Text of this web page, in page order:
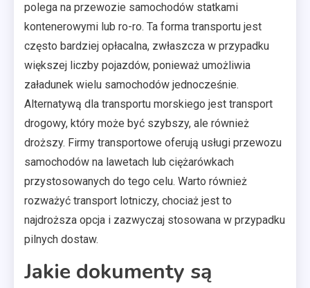
polega na przewozie samochodów statkami
kontenerowymi lub ro-ro. Ta forma transportu jest
często bardziej opłacalna, zwłaszcza w przypadku
większej liczby pojazdów, ponieważ umożliwia
załadunek wielu samochodów jednocześnie.
Alternatywą dla transportu morskiego jest transport
drogowy, który może być szybszy, ale również
droższy. Firmy transportowe oferują usługi przewozu
samochodów na lawetach lub ciężarówkach
przystosowanych do tego celu. Warto również
rozważyć transport lotniczy, chociaż jest to
najdroższa opcja i zazwyczaj stosowana w przypadku
pilnych dostaw.
Jakie dokumenty są